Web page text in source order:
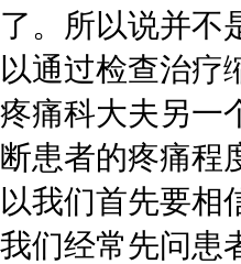
了。所以说并不
以通过检查治疗
疼痛科大夫另一
断患者的疼痛程
以我们首先要相
我们经常先问患